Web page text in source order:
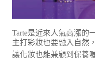
Tarte是近來人氣高漲的
主打彩妝也要融入自然
讓化妝也能兼顧到保養